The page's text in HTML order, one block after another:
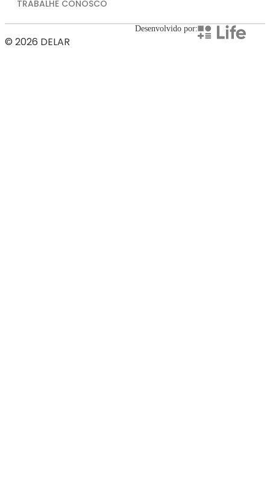
TRABALHE CONOSCO
© 2026 DELAR
Desenvolvido por: